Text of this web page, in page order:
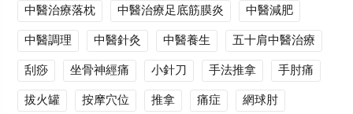
中醫治療落枕
中醫治療足底筋膜炎
中醫減肥
中醫調理
中醫針灸 中醫養生
五十肩中醫治療
刮痧
坐骨神經痛 小針刀 手法推拿
手肘痛
拔火罐
按摩穴位 推拿 痛症
網球肘